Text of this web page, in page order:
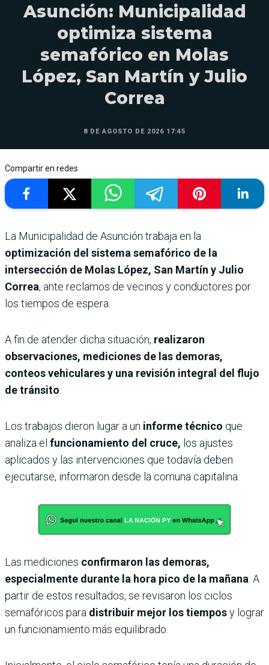
Asunción: Municipalidad
optimiza sistema
semafórico en Molas
López, San Martín y Julio
Correa
8 DE AGOSTO DE 2026 17:45
Compartir en redes
La Municipalidad de Asunción trabaja en la
optimización del sistema semafórico de la
intersección de Molas López, San Martín y Julio
Correa, ante reclamos de vecinos y conductores por
los tiempos de espera.
A fin de atender dicha situación, realizaron
observaciones, mediciones de las demoras,
conteos vehiculares y una revisión integral del flujo
de tránsito
Los trabajos dieron lugar a un informe técnico que
analiza el funcionamiento del cruce, los ajustes
aplicados y las intervenciones que todavía deben
ejecutarse, informaron desde la comuna capitalina.
Las mediciones confirmaron las demoras,
especialmente durante la hora pico de la mañana . A
partir de estos resultados, se revisaron los ciclos
semafóricos para distribuir mejor los tiemposy lograr
un funcionamiento más equilibrado.